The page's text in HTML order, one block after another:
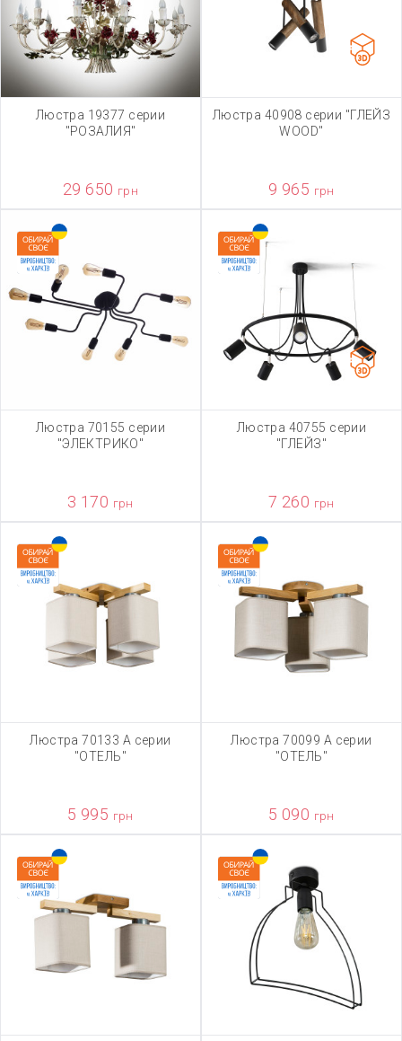
Люстра 19377 серии
"РОЗАЛИЯ"
29 650 грн
Люстра 40908 серии "ГЛЕЙЗ
WOOD"
9 965 грн
Люстра 70155 серии
"ЭЛЕКТРИКО"
3 170 грн
Люстра 40755 серии
"ГЛЕЙЗ"
7 260 грн
Люстра 70133 А серии
"ОТЕЛЬ"
5 995 грн
Люстра 70099 А серии
"ОТЕЛЬ"
5 090 грн